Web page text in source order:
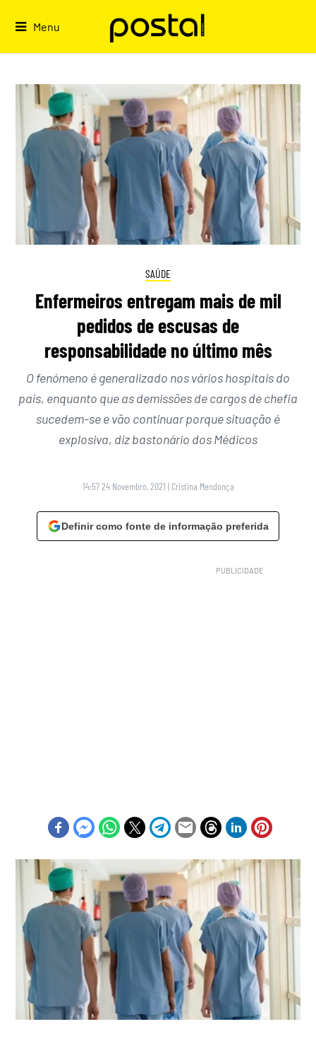
Menu
SAÚDE
Enfermeiros entregam mais de mil
pedidos de escusas de
responsabilidade no último mês
O fenómeno é generalizado nos vários hospitais do
país, enquanto que as demissões de cargos de chefia
sucedem-se e vão continuar porque situação é
explosiva, diz bastonário dos Médicos
14:57 24 Novembro, 2021 | Cristina Mendonça
Definir como fonte de informação preferida